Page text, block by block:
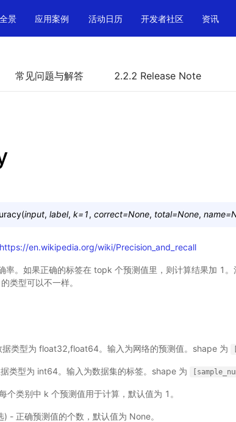
景 应用案例 活动日历 开发者社区 资讯
常见问题与解答 2.2.2 Release Note
(input, label, k=1, correct=None, total=None, name=
https://en.wikipedia.org/wiki/Precision_and_recall
率。如果正确的标签在 topk 个预测值里，则计算结果加 1
类型可以不一样。
据类型为 float32,float64。输入为网络的预测值。shape 为
类型为 int64。输入为数据集的标签。shape 为
个类别中 k 个预测值用于计算，默认值为 1。
) - 正确预测值的个数，默认值为 None。